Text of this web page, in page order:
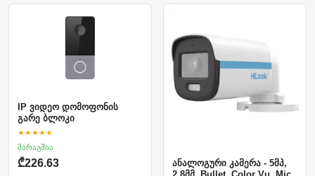
IP ვიდეო დომოფონის
გარე ბლოკი
★★★★★
მარაგშია
₾226.63
ანალოგური კამერა - 5მპ,